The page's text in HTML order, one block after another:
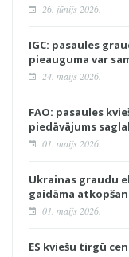
26. jūnijs 2026.
IGC: pasaules
pieauguma var
24. maijs 2026.
FAO: pasaules
piedāvājums
01. maijs 2026.
Ukrainas graudu
gaidāma
01. maijs 2026.
ES kviešu tirgū